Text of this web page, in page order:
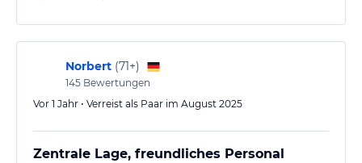
Norbert (71+)
145 Bewertungen
Vor 1 Jahr • Verreist als Paar im August 2025
Zentrale Lage, freundliches Personal